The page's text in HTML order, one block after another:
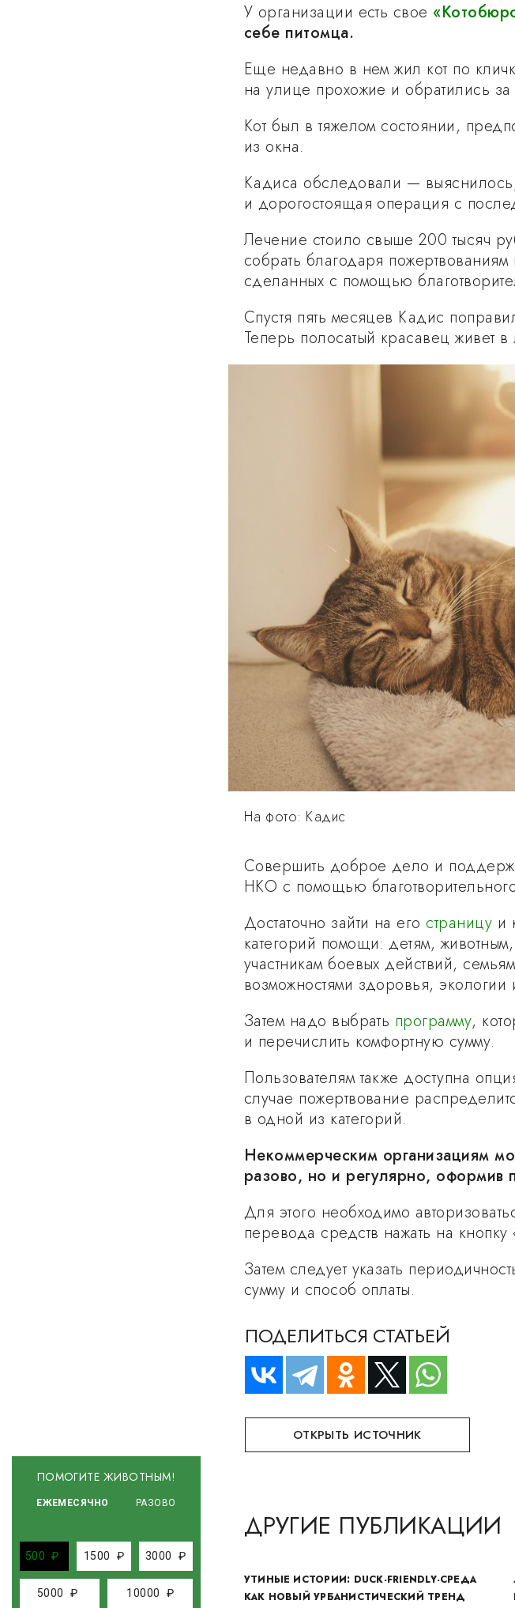
ПОМОГИТЕ ЖИВОТНЫМ!
ЕЖЕМЕСЯЧНО РАЗОВО
500 ₽ 1500 ₽ 3000 ₽
5000 ₽ 10000 ₽
У организации есть свое
себе питомца.
Еще недавно в нем жил кот по
на улице прохожие и обратились
Кот был в тяжелом состоянии,
из окна.
Кадиса обследовали —
и дорогостоящая операция с
Лечение стоило свыше 200 тысяч
собрать благодаря
сделанных с помощью
Спустя пять месяцев Кадис
Теперь полосатый красавец живет
На фото: Кадис
Совершить доброе дело и
НКО с помощью
Достаточно зайти на его страницу и
категорий помощи: детям,
участникам боевых действий,
возможностями здоровья,
Затем надо выбрать программу,
и перечислить комфортную сумму.
Пользователям также доступна
случае пожертвование
в одной из категорий.
Некоммерческим организациям
разово, но и регулярно, оформив
Для этого необходимо
перевода средств нажать на кнопку
Затем следует указать
сумму и способ оплаты.
ПОДЕЛИТЬСЯ СТАТЬЕЙ
ОТКРЫТЬ ИСТОЧНИК
ДРУГИЕ ПУБЛИКАЦИИ
УТИНЫЕ ИСТОРИИ: DUCK-FRIENDLY-СРЕДА
КАК НОВЫЙ УРБАНИСТИЧЕСКИЙ ТРЕНД